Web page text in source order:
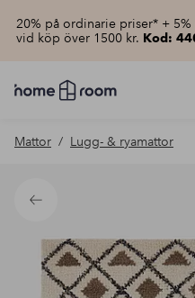
20% på ordinarie priser* +
vid köp över 1500 kr. Kod:
Homeroom
–
hemmet
pris
Mattor Lugg- & ryamattor
Tillbaka